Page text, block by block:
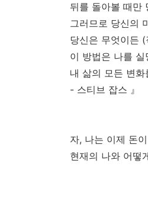
뒤를 돌아볼 때만
그러므로 당신의
당신은 무엇이든
이 방법은 나를
내 삶의 모든 변
- 스티브 잡스 』
자, 나는 이제 돈
현재의 나와 어떻